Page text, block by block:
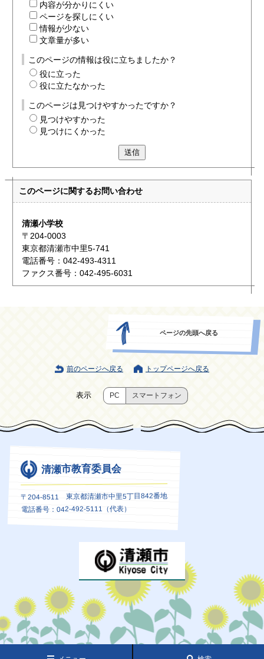
内容が分かりにくい
ページを探しにくい
情報が少ない
文章量が多い
このページの情報は役に立ちましたか？
役に立った
役に立たなかった
このページは見つけやすかったですか？
見つけやすかった
見つけにくかった
送信
このページに関するお問い合わせ
清瀬小学校
〒204-0003
東京都清瀬市中里5-741
電話番号：042-493-4311
ファクス番号：042-495-6031
ページの先頭へ戻る
前のページへ戻る トップページへ戻る
表示 PC スマートフォン
清瀬市教育委員会
〒204-8511 東京都清瀬市中里5丁目842番地
電話番号：042-492-5111（代表）